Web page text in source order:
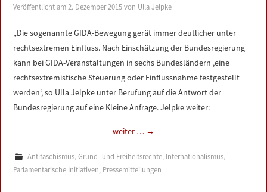
Veröffentlicht am2. Dezember 2015 von Ulla Jelpke
„Die sogenannte GIDA-Bewegung gerät immer deutlicher unter
rechtsextremen Einfluss. Nach Einschätzung der Bundesregierung
kann bei GIDA-Veranstaltungen in sechs Bundesländern ‚eine
rechtsextremistische Steuerung oder Einflussnahme festgestellt
werden‘, so Ulla Jelpke unter Berufung auf die Antwort der
Bundesregierung auf eine Kleine Anfrage. Jelpke weiter:
weiter … →
Antifaschismus, Grund- und Freiheitsrechte, Internationalismus,
Parlamentarische Initiativen, Pressemitteilungen